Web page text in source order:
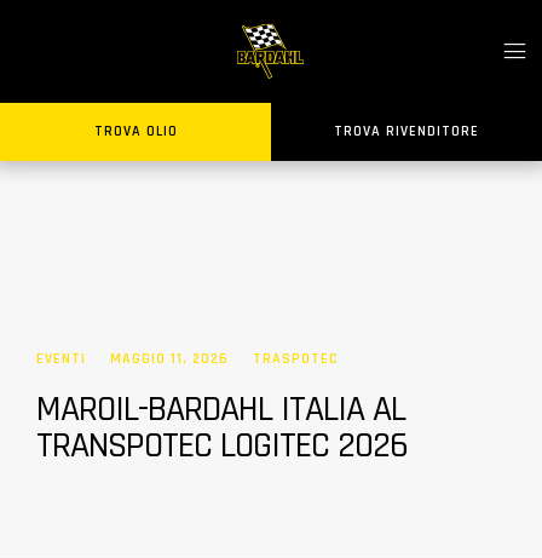
TROVA OLIO TROVA RIVENDITORE
EVENTI MAGGIO 11, 2026 TRASPOTEC
MAROIL-BARDAHL ITALIA AL
TRANSPOTEC LOGITEC 2026